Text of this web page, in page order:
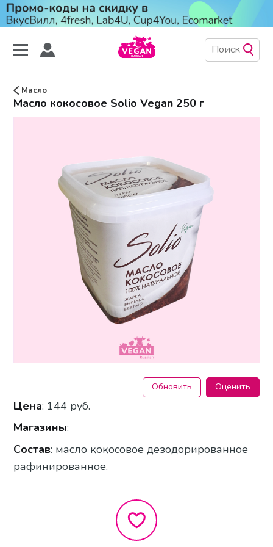
Масло
Масло кокосовое Solio Vegan 250 г
Обновить Оценить
Цена: 144 руб.
Магазины:
Состав: масло кокосовое дезодорированное
рафинированное.